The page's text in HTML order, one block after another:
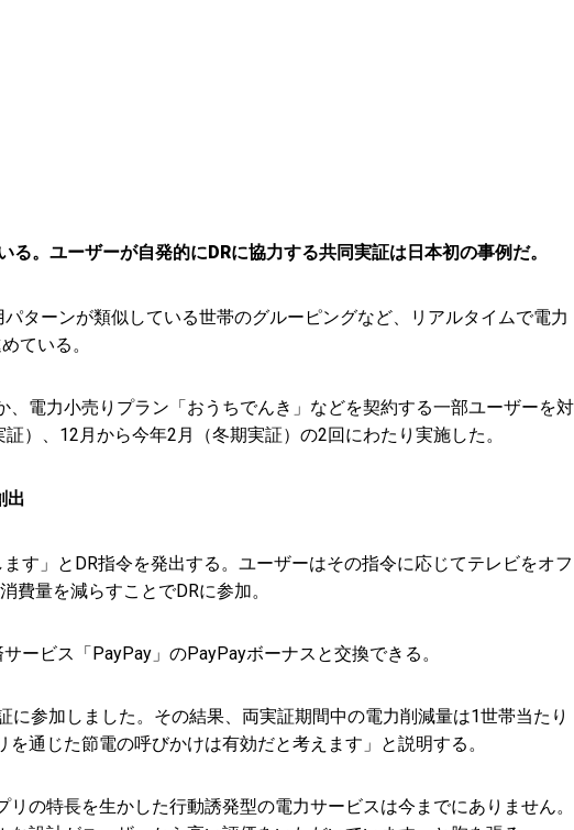
。ユーザーが自発的にDRに協力する共同実証は日本初の事例だ。
ターンが類似している世帯のグルーピングなど、リアルタイムで電力
ている。
電力小売りプラン「おうちでんき」などを契約する一部ユーザーを対
）、12月から今年2月（冬期実証）の2回にわたり実施した。
出
す」とDR指令を発出する。ユーザーはその指令に応じてテレビをオフ
量を減らすことでDRに参加。
ービス「PayPay」のPayPayボーナスと交換できる。
参加しました。その結果、両実証期間中の電力削減量は1世帯当たり
通じた節電の呼びかけは有効だと考えます」と説明する。
の特長を生かした行動誘発型の電力サービスは今までにありません。